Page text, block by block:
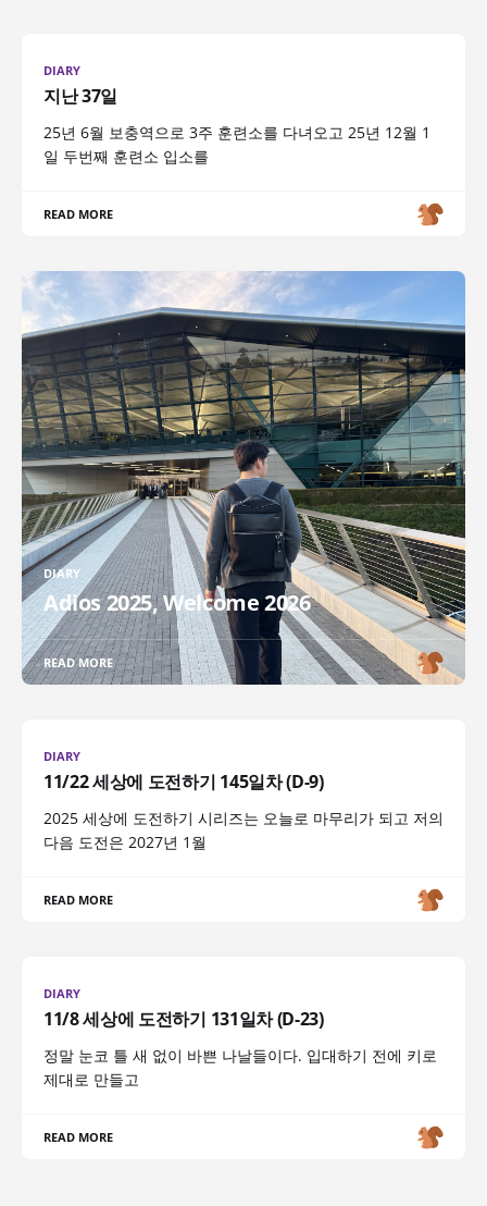
DIARY
지난 37일
25년 6월 보충역으로 3주 훈련소를 다녀오고 25년 12월 1
일 두번째 훈련소 입소를
READ MORE
DIARY
Adios 2025, Welcome 2026
READ MORE
DIARY
11/22 세상에 도전하기 145일차 (D-9)
2025 세상에 도전하기 시리즈는 오늘로 마무리가 되고 저의
다음 도전은 2027년 1월
READ MORE
DIARY
11/8 세상에 도전하기 131일차 (D-23)
정말 눈코 틀 새 없이 바쁜 나날들이다. 입대하기 전에 키로
제대로 만들고
READ MORE